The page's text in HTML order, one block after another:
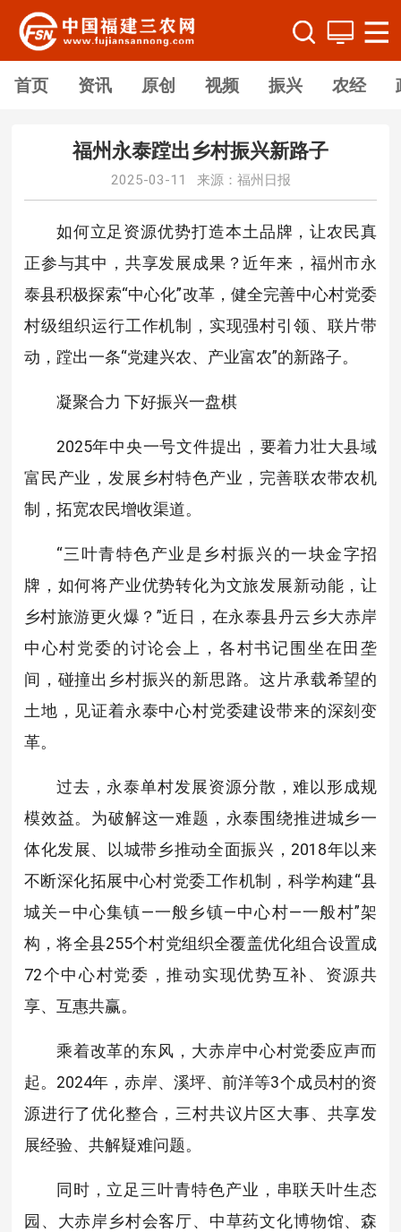
首页 资讯 原创 视频 振兴 农经
福州永泰蹚出乡村振兴新路子
2025-03-11 来源：福州日报
如何立足资源优势打造本土品牌，让农民真
正参与其中，共享发展成果？近年来，福州市永
泰县积极探索“中心化”改革，健全完善中心村党委
村级组织运行工作机制，实现强村引领、联片带
动，蹚出一条“党建兴农、产业富农”的新路子。
凝聚合力 下好振兴一盘棋
2025年中央一号文件提出，要着力壮大县域
富民产业，发展乡村特色产业，完善联农带农机
制，拓宽农民增收渠道。
“三叶青特色产业是乡村振兴的一块金字招
牌，如何将产业优势转化为文旅发展新动能，让
乡村旅游更火爆？”近日，在永泰县丹云乡大赤岸
中心村党委的讨论会上，各村书记围坐在田垄
间，碰撞出乡村振兴的新思路。这片承载希望的
土地，见证着永泰中心村党委建设带来的深刻变
革。
过去，永泰单村发展资源分散，难以形成规
模效益。为破解这一难题，永泰围绕推进城乡一
体化发展、以城带乡推动全面振兴，2018年以来
不断深化拓展中心村党委工作机制，科学构建“县
城关—中心集镇—一般乡镇—中心村—一般村”架
构，将全县255个村党组织全覆盖优化组合设置成
72个中心村党委，推动实现优势互补、资源共
享、互惠共赢。
乘着改革的东风，大赤岸中心村党委应声而
起。2024年，赤岸、溪坪、前洋等3个成员村的资
源进行了优化整合，三村共议片区大事、共享发
展经验、共解疑难问题。
同时，立足三叶青特色产业，串联天叶生态
园、大赤岸乡村会客厅、中草药文化博物馆、森